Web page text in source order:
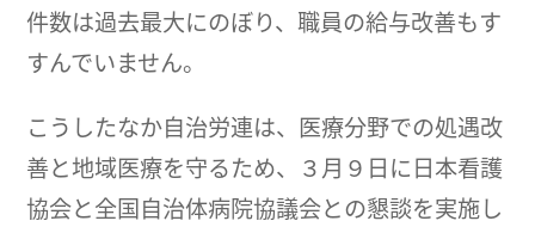
件数は過去最大にのぼり、職員の給与改善もす
すんでいません。
こうしたなか自治労連は、医療分野での処遇改
善と地域医療を守るため、３月９日に日本看護
協会と全国自治体病院協議会との懇談を実施し